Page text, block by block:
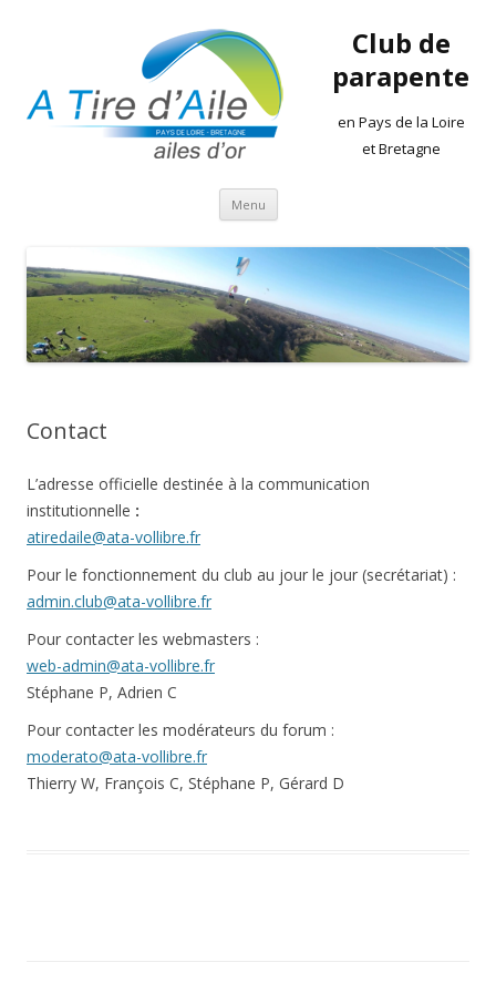
Club de
parapente
en Pays de la Loire
et Bretagne
Menu Aller
contenu
Contact
L’adresse officielle destinée à la communication
institutionnelle :
atiredaile@ata-vollibre.fr
Pour le fonctionnement du club au jour le jour (secrétariat) :
admin.club@ata-vollibre.fr
Pour contacter les webmasters :
web-admin@ata-vollibre.fr
Stéphane P, Adrien C
Pour contacter les modérateurs du forum :
moderato@ata-vollibre.fr
Thierry W, François C, Stéphane P, Gérard D